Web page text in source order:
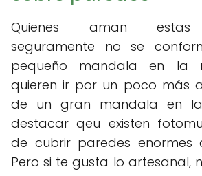
Quienes aman estas
seguramente no se
pequeño mandala en la
quieren ir por un poco más
de un gran mandala en
destacar qeu existen
de cubrir paredes enormes
Pero si te gusta lo artesanal,